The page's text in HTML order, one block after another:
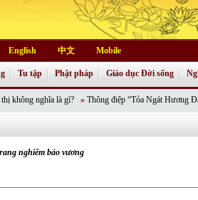
English 中文 Mobile
là gì?»Thông điệp “Tỏa Ngát Hương Đàm” của
Tu tập Phật pháp Giáo dục Đời sống
nghiêm bảo vương